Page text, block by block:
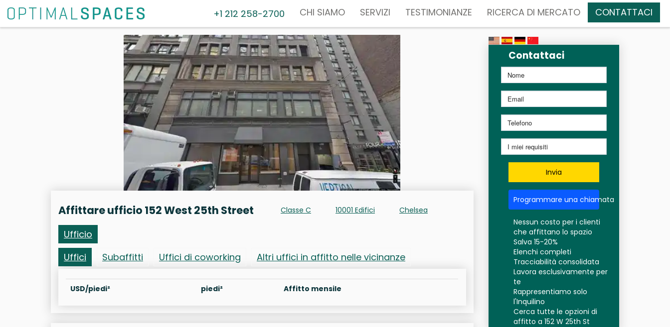
+1 212 258-2700 CHI SIAMO SERVIZI TESTIMONIANZE RICERCA DI MERCATO CONTATTACI
Affittare ufficio 152 West 25th Street Classe C 10001 Edifici Chelsea
Ufficio
Uffici
Subaffitti Uffici di coworking Altri uffici in affitto nelle vicinanze
USD/piedi² piedi² Affitto mensile
Contattaci
Invia
Programmare una chiamata
Nessun costo per i clienti
che affittano lo spazio
Salva 15-20%
Elenchi completi
Tracciabilità consolidata
Lavora esclusivamente per
te
Rappresentiamo solo
l'Inquilino
Cerca tutte le opzioni di
affitto a 152 W 25th St